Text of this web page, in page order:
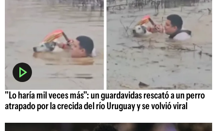
"Lo haría mil veces más": un guardavidas rescató a un perro
atrapado por la crecida del río Uruguay y se volvió viral